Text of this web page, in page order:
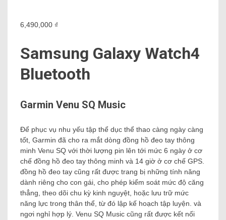
6,490,000 ₫
Samsung Galaxy Watch4
Bluetooth
Garmin Venu SQ Music
Để phục vụ nhu yếu tập thể dục thể thao càng ngày càng
tốt, Garmin đã cho ra mắt dòng đồng hồ đeo tay thông
minh Venu SQ với thời lượng pin lên tới mức 6 ngày ở cơ
chế đồng hồ đeo tay thông minh và 14 giờ ở cơ chế GPS.
đồng hồ đeo tay cũng rất được trang bị những tính năng
dành riêng cho con gái, cho phép kiểm soát mức độ căng
thẳng, theo dõi chu kỳ kinh nguyệt, hoặc lưu trữ mức
năng lực trong thân thể, từ đó lập kế hoạch tập luyện. và
ngơi nghỉ hợp lý. Venu SQ Music cũng rất được kết nối